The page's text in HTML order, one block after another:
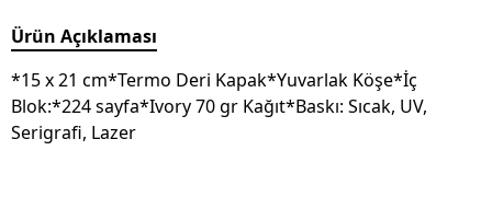
Ürün Açıklaması
*15 x 21 cm*Termo Deri Kapak*Yuvarlak Köşe*İç
Blok:*224 sayfa*Ivory 70 gr Kağıt*Baskı: Sıcak, UV,
Serigrafi, Lazer